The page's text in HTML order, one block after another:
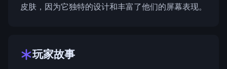
皮肤，因为它独特的设计和丰富了他们的屏幕表现。
玩家故事